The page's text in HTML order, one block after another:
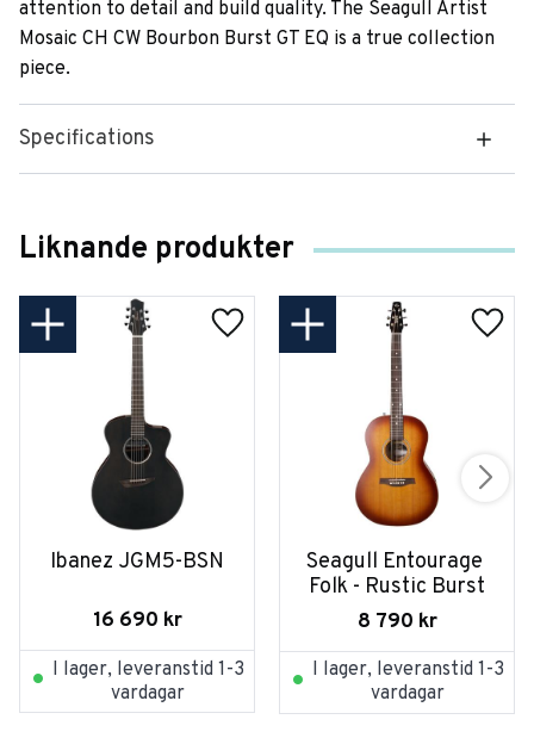
attention to detail and build quality. The Seagull Artist
Mosaic CH CW Bourbon Burst GT EQ is a true collection
piece.
Specifications
Liknande produkter
Ibanez JGM5-BSN
16 690 kr
I lager, leveranstid 1-3
vardagar
Seagull Entourage
Folk - Rustic Burst
8 790 kr
I lager, leveranstid 1-3
vardagar